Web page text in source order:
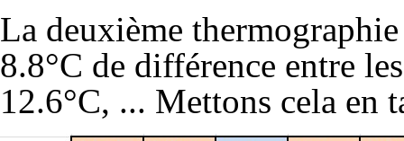
La deuxième
8.8°C de différence entre
12.6°C, ... Mettons cela en